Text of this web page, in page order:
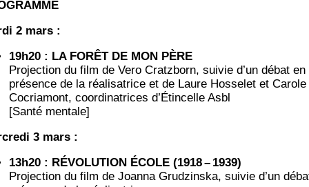
2 mars :
19h20 : LA FORÊT DE MON PÈRE
Pro­jec­tion du film de Vero Cratz­born, sui­vie d’un débat en
pré­sence de la réa­li­sa­trice et de Laure Hos­se­let et Carole
Cocria­mont, coor­di­na­trices d’Étincelle Asbl
[San­té mentale]
3 mars :
13h20 : RÉVOLUTION ÉCOLE (1918 – 1939)
Pro­jec­tion du film de Joan­na Grud­zins­ka, sui­vie d’un